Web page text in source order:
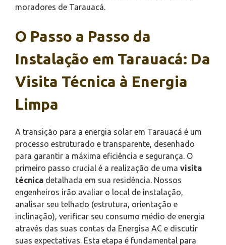
moradores de Tarauacá.
O Passo a Passo da
Instalação em Tarauacá: Da
Visita Técnica à Energia
Limpa
A transição para a energia solar em Tarauacá é um
processo estruturado e transparente, desenhado
para garantir a máxima eficiência e segurança. O
primeiro passo crucial é a realização de uma visita
técnica detalhada em sua residência. Nossos
engenheiros irão avaliar o local de instalação,
analisar seu telhado (estrutura, orientação e
inclinação), verificar seu consumo médio de energia
através das suas contas da Energisa AC e discutir
suas expectativas. Esta etapa é fundamental para